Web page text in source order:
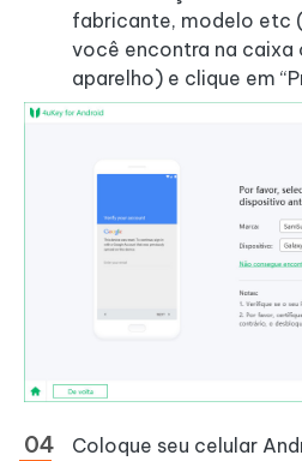
fabricante, modelo etc
você encontra na caixa
aparelho) e clique em
Coloque seu celular